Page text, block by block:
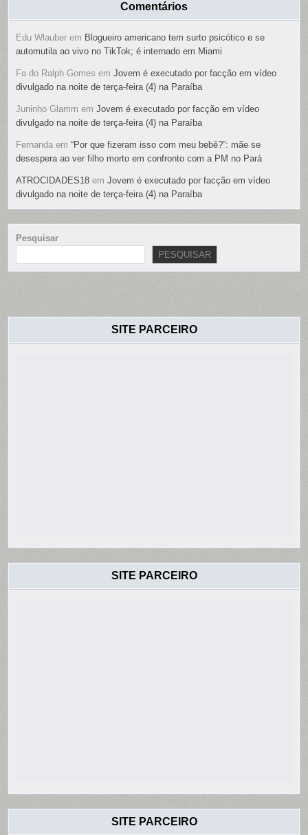
Comentários
Edu Wlauber em Blogueiro americano tem surto psicótico e se
automutila ao vivo no TikTok; é internado em Miami
Fa do Ralph Gomes emJovem é executado por facção em vídeo
divulgado na noite de terça-feira (4) na Paraíba
Juninho Glamm emJovem é executado por facção em vídeo
divulgado na noite de terça-feira (4) na Paraíba
Fernanda em“Por que fizeram isso com meu bebê?”: mãe se
desespera ao ver filho morto em confronto com a PM no Pará
ATROCIDADES18 emJovem é executado por facção em vídeo
divulgado na noite de terça-feira (4) na Paraíba
Pesquisar
PESQUISAR
SITE PARCEIRO
SITE PARCEIRO
SITE PARCEIRO